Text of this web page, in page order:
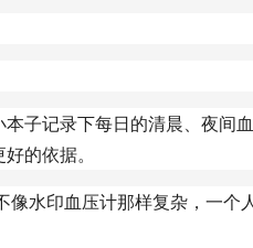
子记录下每日的清晨、夜间
的依据。
水印血压计那样复杂，一个